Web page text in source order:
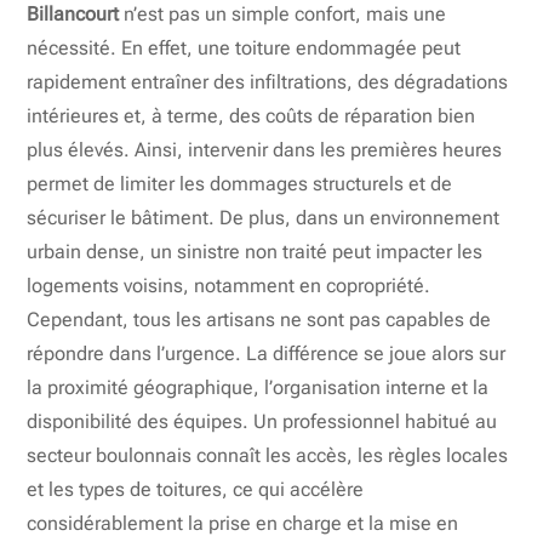
Billancourtn’est pas un simple confort, mais une
nécessité. En effet, une toiture endommagée peut
rapidement entraîner des infiltrations, des dégradations
intérieures et, à terme, des coûts de réparation bien
plus élevés. Ainsi, intervenir dans les premières heures
permet de limiter les dommages structurels et de
sécuriser le bâtiment. De plus, dans un environnement
urbain dense, un sinistre non traité peut impacter les
logements voisins, notamment en copropriété.
Cependant, tous les artisans ne sont pas capables de
répondre dans l’urgence. La différence se joue alors sur
la proximité géographique, l’organisation interne et la
disponibilité des équipes. Un professionnel habitué au
secteur boulonnais connaît les accès, les règles locales
et les types de toitures, ce qui accélère
considérablement la prise en charge et la mise en